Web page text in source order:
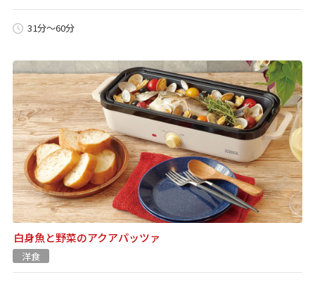
31分～60分
白身魚と野菜のアクアパッツァ
洋食